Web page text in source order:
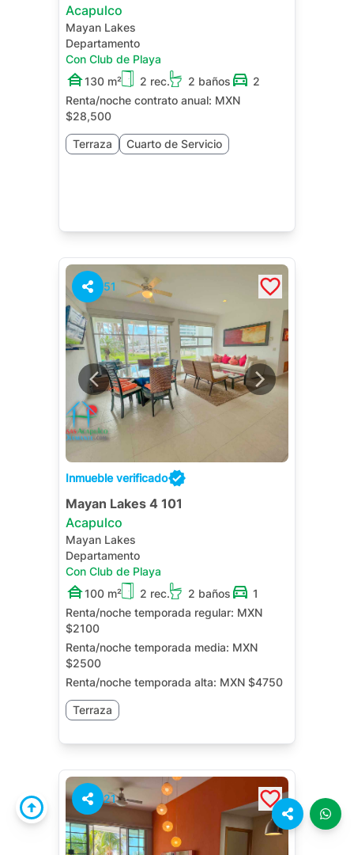
Acapulco
Mayan Lakes
Departamento
Con Club de Playa
130 m²
2 rec. 2 baños
2
Renta/noche contrato anual: MXN
$28,500
Terraza Cuarto de Servicio
51
Inmueble verificado
Mayan Lakes 4 101
Acapulco
Mayan Lakes
Departamento
Con Club de Playa
100 m²
2 rec. 2 baños
1
Renta/noche temporada regular: MXN
$2100
Renta/noche temporada media: MXN
$2500
Renta/noche temporada alta: MXN $4750
Terraza
21